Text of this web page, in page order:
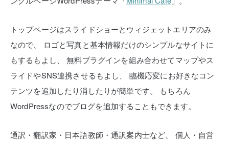
トップページはスライドショーとウィジェットエリアのみ
なので、
ロゴと写真と基本情報だけのシンプルなサイトに
もするもよし、
無料プラグインを組み合わせてマップやス
ライドやSNS連携させるもよし、
臨機応変にお好きなコン
テンツを追加したり消したりが簡単です。
もちろん
WordPressなのでブログを追加することもできます。
通訳・翻訳家・日本語教師・通訳案内士など、 個人・自営